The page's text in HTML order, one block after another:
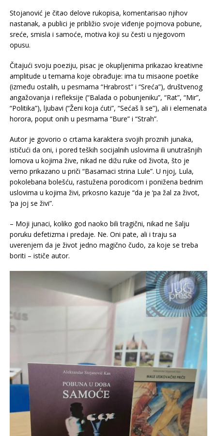
Stojanović je čitao delove rukopisa, komentarisao njihov
nastanak, a publici je približio svoje viđenje pojmova pobune,
sreće, smisla i samoće, motiva koji su česti u njegovom
opusu.
Čitajući svoju poeziju, pisac je okupljenima prikazao kreativne
amplitude u temama koje obrađuje: ima tu misaone poetike
(između ostalih, u pesmama “Hrabrost” i “Sreća”), društvenog
angažovanja i refleksije (“Balada o pobunjeniku”, “Rat”, “Mir”,
“Politika”), ljubavi (“Ženi koja ćuti”, “Sećaš li se”), ali i elemenata
horora, poput onih u pesmama “Bure” i “Strah”.
Autor je govorio o crtama karaktera svojih proznih junaka,
ističući da oni, i pored teških socijalnih uslovima ili unutrašnjih
lomova u kojima žive, nikad ne dižu ruke od života, što je
verno prikazano u priči “Basamaci strina Lule”. U njoj, Lula,
pokolebana bolešću, rastužena porodicom i ponižena bednim
uslovima u kojima živi, prkosno kazuje “da je ‘pa žal za život,
‘pa joj se živi”.
– Moji junaci, koliko god naoko bili tragični, nikad ne šalju
poruku defetizma i predaje. Ne. Oni pate, ali i traju sa
uverenjem da je život jedno magično čudo, za koje se treba
boriti – ističe autor.